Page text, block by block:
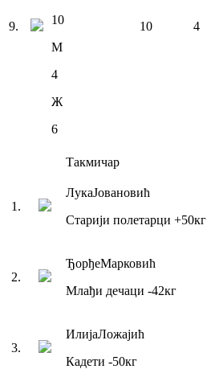
9.
10
М
4
Ж
6
10 4
Такмичар
1 .
ЛукаЈовановић
Старији полетарци +50кг
2.
ЂорђеМарковић
Млађи дечаци -42кг
3.
ИлијаЛожајић
Кадети -50кг